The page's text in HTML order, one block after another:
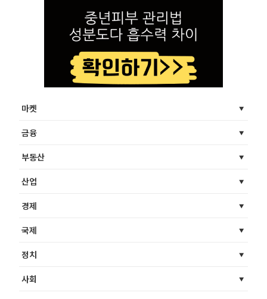
마켓
금융
부동산
산업
경제
국제
정치
사회